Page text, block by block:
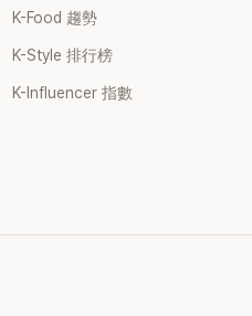
K-Food 趨勢
K-Style 排行榜
K-Influencer 指數